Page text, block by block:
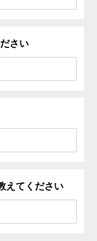
さい
えてください